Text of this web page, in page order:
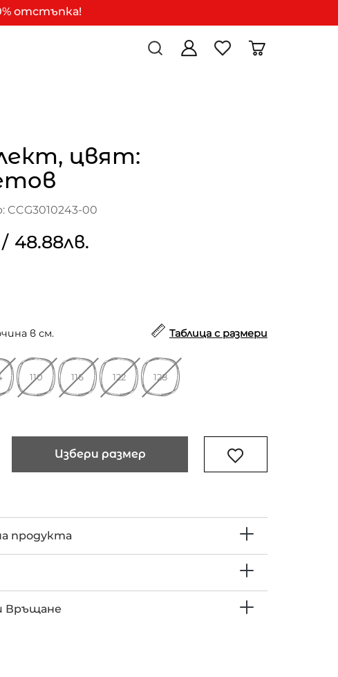
отстъпка!
цвят:
00
/ 48.88лв.
в см. Таблица с размери
110 116 122 128
Избери размер
продукта
Връщане